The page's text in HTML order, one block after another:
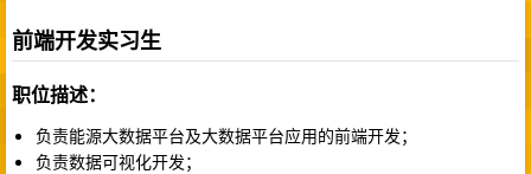
前端开发实习生
职位描述：
负责能源大数据平台及大数据平台应用的前端开发；
负责数据可视化开发；